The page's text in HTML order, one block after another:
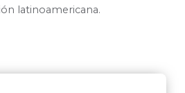
latinoamericana.